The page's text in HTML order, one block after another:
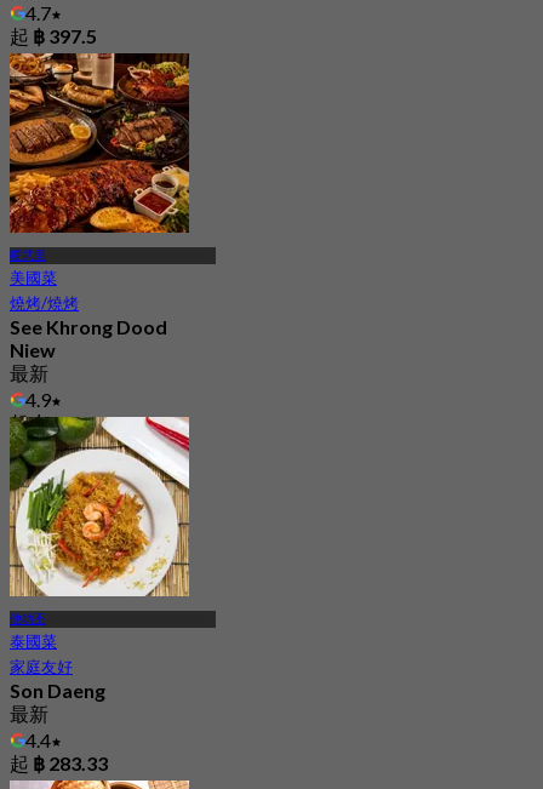
4.7
起 ฿ 397.5
暖武里
美國菜
燒烤/燒烤
See Khrong Dood
Niew
最新
4.9
起฿ 890
他叻丕
泰國菜
家庭友好
Son Daeng
最新
4.4
起 ฿ 283.33